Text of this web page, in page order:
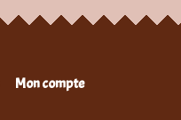
Mon compte